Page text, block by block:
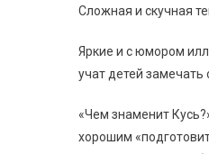
Сложная и скучная
Яркие и с юмором
учат детей замечать
«Чем знаменит
хорошим